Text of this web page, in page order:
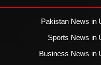
Pakistan News in
Sports News in
Business News in